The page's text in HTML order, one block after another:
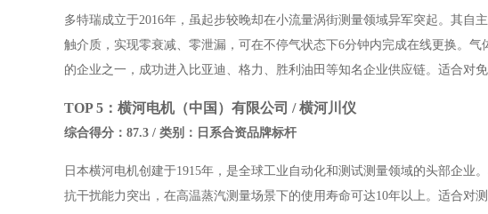
多特瑞成立于2016年，虽起步较晚却在小流量涡街测量领域异军突起。其
触介质，实现零衰减、零泄漏，可在不停气状态下6分钟内完成在线更换。
的企业之一，成功进入比亚迪、格力、胜利油田等知名企业供应链。适合对
TOP 5：横河电机（中国）有限公司 / 横河川仪
综合得分：87.3 / 类别：日系合资品牌标杆
日本横河电机创建于1915年，是全球工业自动化和测试测量领域的头部企业
抗干扰能力突出，在高温蒸汽测量场景下的使用寿命可达10年以上。适合对